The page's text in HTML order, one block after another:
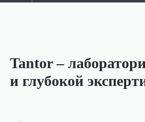
Tantor –
и глубокой